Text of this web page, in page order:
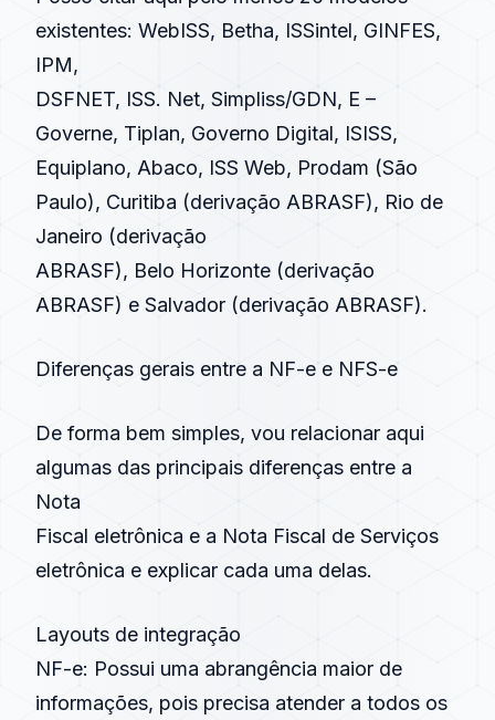
existentes: WebISS, Betha, ISSintel, GINFES,
IPM,
DSFNET, ISS. Net, Simpliss/GDN, E –
Governe, Tiplan, Governo Digital, ISISS,
Equiplano, Abaco, ISS Web, Prodam (São
Paulo), Curitiba (derivação ABRASF), Rio de
Janeiro (derivação
ABRASF), Belo Horizonte (derivação
ABRASF) e Salvador (derivação ABRASF).
Diferenças gerais entre a NF-e e NFS-e
De forma bem simples, vou relacionar aqui
algumas das principais diferenças entre a
Nota
Fiscal eletrônica e a Nota Fiscal de Serviços
eletrônica e explicar cada uma delas.
Layouts de integração
NF-e: Possui uma abrangência maior de
informações, pois precisa atender a todos os